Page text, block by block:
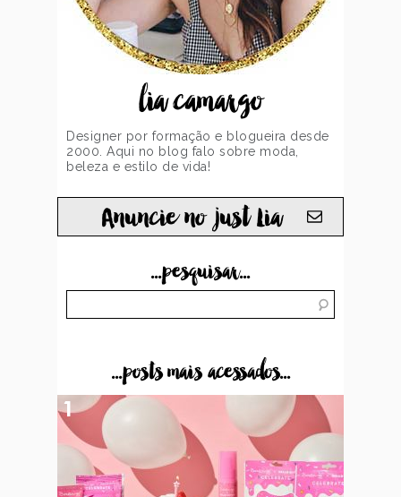
lia camargo
Designer por formação e blogueira desde
2000. Aqui no blog falo sobre moda,
beleza e estilo de vida!
Anuncie no just Lia
...pesquisar...
...posts mais acessados...
1